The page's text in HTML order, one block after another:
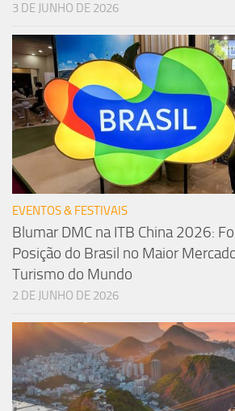
3 DE JUNHO DE 2026
EVENTOS & FESTIVAIS
Blumar DMC na ITB China 2026:
Posição do Brasil no Maior
Turismo do Mundo
2 DE JUNHO DE 2026